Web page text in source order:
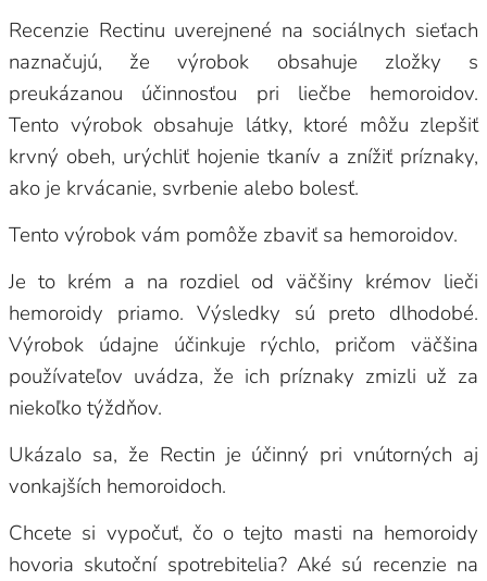
Recenzie Rectinu uverejnené na sociálnych sieťach
naznačujú, že výrobok obsahuje zložky s
preukázanou účinnosťou pri liečbe hemoroidov.
Tento výrobok obsahuje látky, ktoré môžu zlepšiť
krvný obeh, urýchliť hojenie tkanív a znížiť príznaky,
ako je krvácanie, svrbenie alebo bolesť.
Tento výrobok vám pomôže zbaviť sa hemoroidov.
Je to krém a na rozdiel od väčšiny krémov lieči
hemoroidy priamo. Výsledky sú preto dlhodobé.
Výrobok údajne účinkuje rýchlo, pričom väčšina
používateľov uvádza, že ich príznaky zmizli už za
niekoľko týždňov.
Ukázalo sa, že Rectin je účinný pri vnútorných aj
vonkajších hemoroidoch.
Chcete si vypočuť, čo o tejto masti na hemoroidy
hovoria skutoční spotrebitelia? Aké sú recenzie na